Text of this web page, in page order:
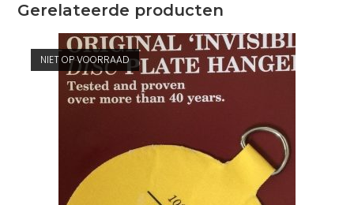
Gerelateerde producten
NIET OP VOORRAAD